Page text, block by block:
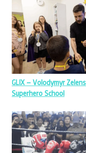
GLIX – Volodymyr
Superhero School